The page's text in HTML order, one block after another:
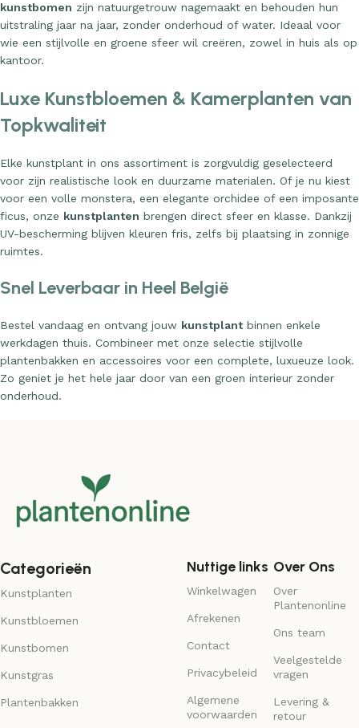
kunstbomen zijn natuurgetrouw nagemaakt en behouden hun
uitstraling jaar na jaar, zonder onderhoud of water. Ideaal voor
wie een stijlvolle en groene sfeer wil creëren, zowel in huis als op
kantoor.
Luxe Kunstbloemen & Kamerplanten van
Topkwaliteit
Elke kunstplant in ons assortiment is zorgvuldig geselecteerd
voor zijn realistische look en duurzame materialen. Of je nu kiest
voor een volle monstera, een elegante orchidee of een imposante
ficus, onze kunstplanten brengen direct sfeer en klasse. Dankzij
UV-bescherming blijven kleuren fris, zelfs bij plaatsing in zonnige
ruimtes.
Snel Leverbaar in Heel België
Bestel vandaag en ontvang jouw kunstplantbinnen enkele
werkdagen thuis. Combineer met onze selectie stijlvolle
plantenbakken en accessoires voor een complete, luxueuze look.
Zo geniet je het hele jaar door van een groen interieur zonder
onderhoud.
Categorieën
Kunstplanten
Kunstbloemen
Kunstbomen
Kunstgras
Plantenbakken
Nuttige links
Winkelwagen
Afrekenen
Contact
Privacybeleid
Algemene
voorwaarden
Over Ons
Over
Plantenonline
Ons team
Veelgestelde
vragen
Levering &
retour